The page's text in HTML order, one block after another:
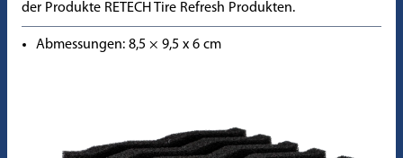
der Produkte RETECH Tire Refresh Produkten.
Abmessungen: 8,5 × 9,5 x 6 cm